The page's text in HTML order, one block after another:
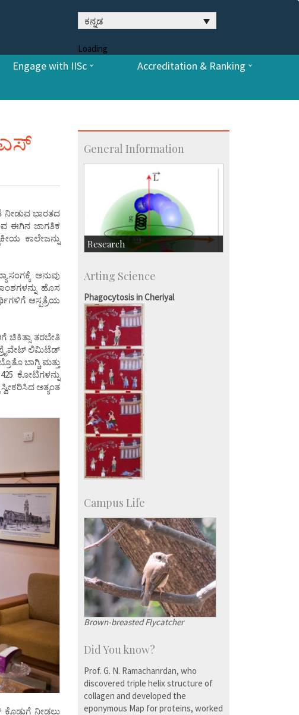
ಕನ್ನಡ
Loading
Engage with IISc
Accreditation & Ranking
ನೀಡುವ ಭಾರತದ
ಈಗಿನ ಜಾಗತಿಕ
ಕಾಲೇಜನ್ನು
ಅನುವು
ಹೊಸ
ಆಸ್ಪತ್ರೆಯ
ಚಿಕಿತ್ಸಾ ತರಬೇತಿ
ಲಿಮಿಟೆಡ್
ಬಾಗ್ಚಿ ಮತ್ತು
ಕೋಟಿಗಳನ್ನು
ಅತ್ಯಂತ
ನೀಡಲು
General Information
Research
Accolades
more…
Arting Science
Phagocytosis in Cheriyal
Campus Life
Brown-breasted Flycatcher
Did You know?
Prof. G. N. Ramachanrdan, who
discovered triple helix structure of
collagen and developed the
eponymous Map for proteins, worked